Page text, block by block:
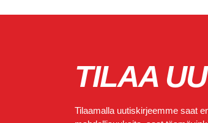
TILAA
Tilaamalla uutiskirjeemme saat